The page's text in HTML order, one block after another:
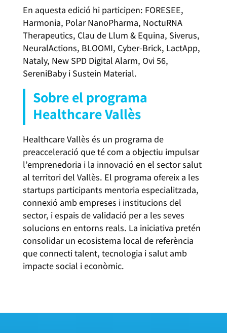
En aquesta edició hi participen: FORESEE,
Harmonia, Polar NanoPharma, NoctuRNA
Therapeutics, Clau de Llum & Equina, Siverus,
NeuralActions, BLOOMI, Cyber-Brick, LactApp,
Nataly, New SPD Digital Alarm, Ovi 56,
SereniBaby i Sustein Material.
Sobre el programa
Healthcare Vallès
Healthcare Vallès és un programa de
preacceleració que té com a objectiu impulsar
l’emprenedoria i la innovació en el sector salut
al territori del Vallès. El programa ofereix a les
startups participants mentoria especialitzada,
connexió amb empreses i institucions del
sector, i espais de validació per a les seves
solucions en entorns reals. La iniciativa pretén
consolidar un ecosistema local de referència
que connecti talent, tecnologia i salut amb
impacte social i econòmic.